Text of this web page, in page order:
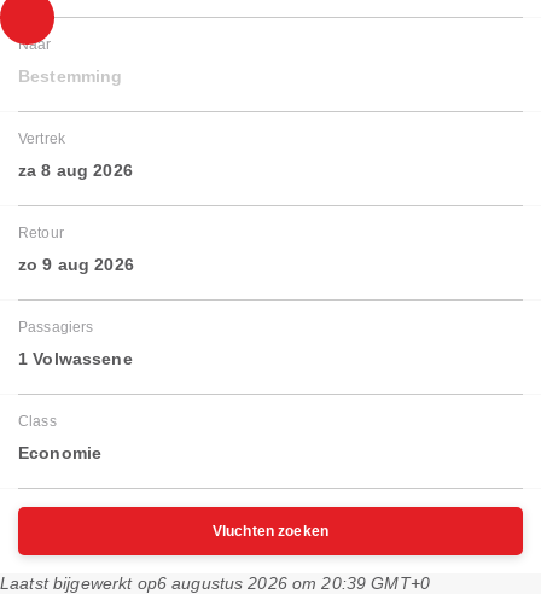
Naar
Bestemming
Vertrek
za 8 aug 2026
Retour
zo 9 aug 2026
Passagiers
1 Volwassene
Class
Economie
Vluchten zoeken
Laatst bijgewerkt op6 augustus 2026 om 20:39 GMT+0